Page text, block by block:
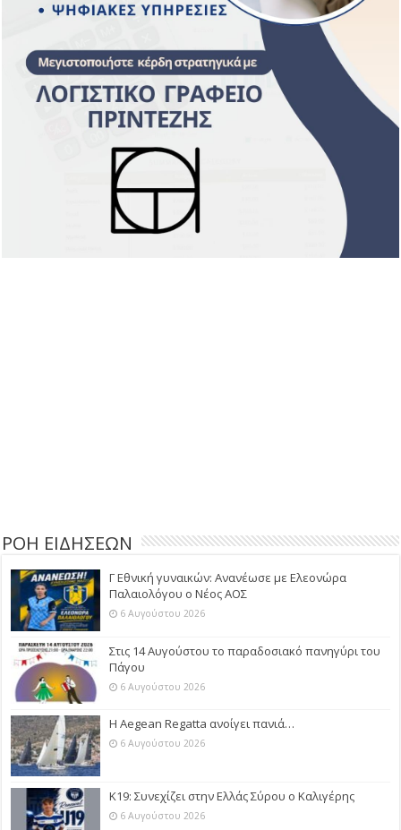
ΡΟΗ ΕΙΔΗΣΕΩΝ
Γ Εθνική γυναικών: Ανανέωσε με Ελεονώρα
Παλαιολόγου ο Νέος ΑΟΣ
6 Αυγούστου 2026
Στις 14 Αυγούστου το παραδοσιακό πανηγύρι του
Πάγου
6 Αυγούστου 2026
Η Aegean Regatta ανοίγει πανιά…
6 Αυγούστου 2026
Κ19: Συνεχίζει στην Ελλάς Σύρου ο Καλιγέρης
6 Αυγούστου 2026